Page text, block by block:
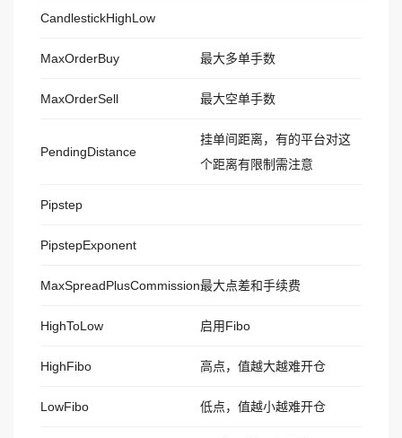
CandlestickHighLow
MaxOrderBuy 最大多单手数
MaxOrderSell 最大空单手数
PendingDistance
挂单间距离，有的平台对这
个距离有限制需注意
Pipstep
PipstepExponent
MaxSpreadPlusCommission最大点差和手续费
HighToLow 启用Fibo
HighFibo 高点，值越大越难开仓
LowFibo 低点，值越小越难开仓